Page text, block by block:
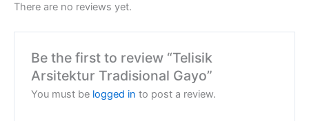
There are no reviews yet.
Be the first to review “Telisik
Arsitektur Tradisional Gayo”
You must be logged in to post a review.